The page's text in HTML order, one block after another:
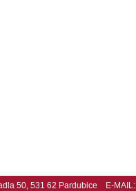
50, 531 62 Pardubice E-MAIL: